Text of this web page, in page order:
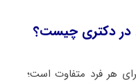
در دکتری چیست؟
هر فرد متفاوت است؛